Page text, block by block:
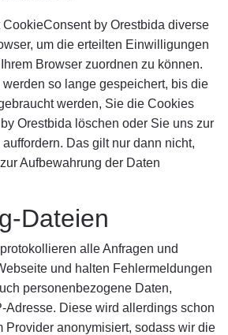
by Orestbida diverse
um die erteilten Einwilligungen
Browser zuordnen zu können.
so lange gespeichert, bis die
werden, Sie die Cookies
Orestbida löschen oder Sie uns zur
Das gilt nur dann nicht,
Aufbewahrung der Daten
Dateien
alle Anfragen und
und halten Fehlermeldungen
personenbezogene Daten,
Adresse. Diese wird allerdings schon
Provider anonymisiert, sodass wir die